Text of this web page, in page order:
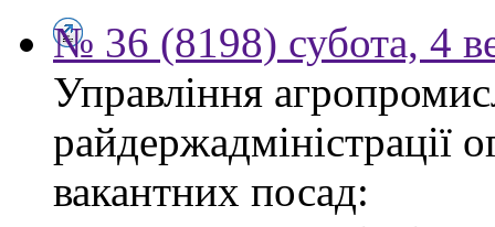
№ 36 (8198) субота, 4
Управління
райдержадміністрації
вакантних посад: